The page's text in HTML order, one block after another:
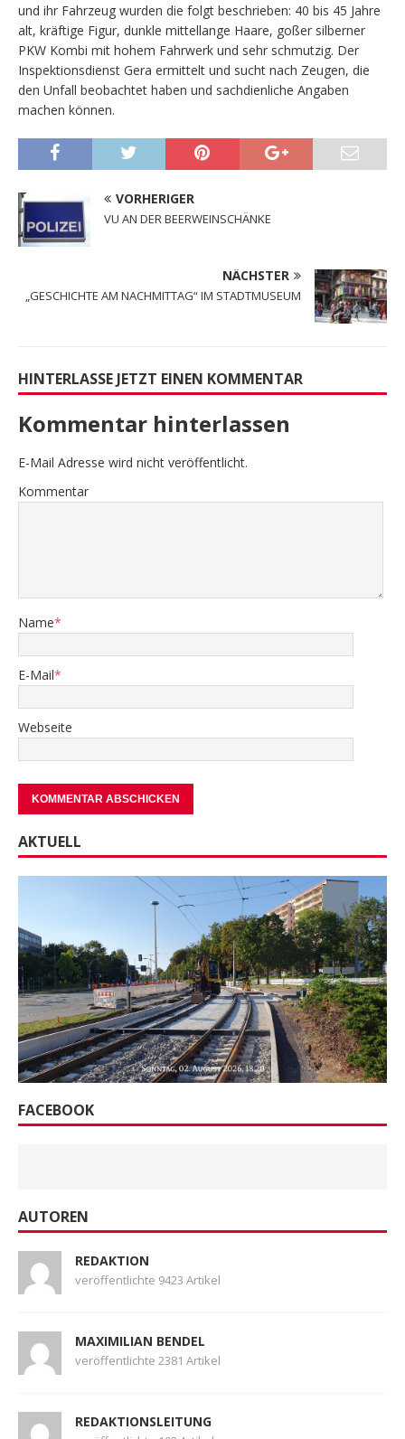
und ihr Fahrzeug wurden die folgt beschrieben: 40 bis 45 Jahre
alt, kräftige Figur, dunkle mittellange Haare, goßer silberner
PKW Kombi mit hohem Fahrwerk und sehr schmutzig. Der
Inspektionsdienst Gera ermittelt und sucht nach Zeugen, die
den Unfall beobachtet haben und sachdienliche Angaben
machen können.
VORHERIGER
VU AN DER BEERWEINSCHÄNKE
NÄCHSTER
„GESCHICHTE AM NACHMITTAG“ IM STADTMUSEUM
HINTERLASSE JETZT EINEN KOMMENTAR
Kommentar hinterlassen
E-Mail Adresse wird nicht veröffentlicht.
Kommentar
Name*
E-Mail*
Webseite
AKTUELL
FACEBOOK
AUTOREN
REDAKTION
veröffentlichte 9423 Artikel
MAXIMILIAN BENDEL
veröffentlichte 2381 Artikel
REDAKTIONSLEITUNG